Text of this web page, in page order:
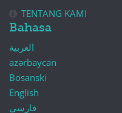
TENTANG KAMI
Bahasa
العربية
azərbaycan
Bosanski
English
فارسی